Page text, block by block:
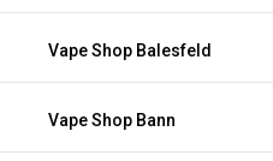
Vape Shop Balesfeld
Vape Shop Bann